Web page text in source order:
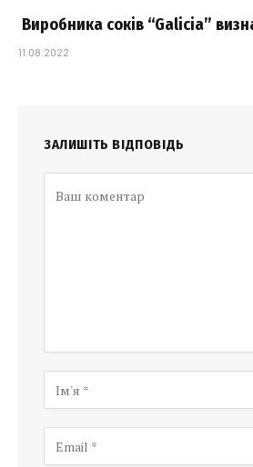
Виробника соків “Galicia”
11.08.2022
ЗАЛИШІТЬ ВІДПОВІДЬ